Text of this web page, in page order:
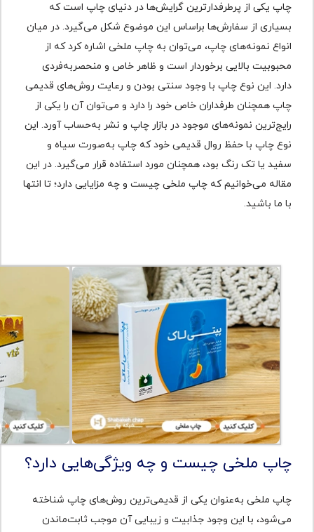
چاپ یکی از پرطرفدارترین گرایش‌ها در دنیای چاپ است که
بسیاری از سفارش‌ها براساس این موضوع شکل می‌گیرد. در میان
انواع نمونه‌های چاپ، می‌توان به چاپ ملخی اشاره کرد که از
محبوبیت بالایی برخوردار است و ظاهر خاص و منحصر‌‌به‌فردی
دارد. این نوع چاپ با وجود سنتی بودن و رعایت روش‌های قدیمی
چاپ همچنان طرفداران خاص خود را دارد و می‌توان آن را یکی از
رایج‌ترین نمونه‌های موجود در بازار چاپ و نشر به‌حساب آورد. این
نوع چاپ با حفظ روال قدیمی خود که چاپ به‌صورت سیاه و
سفید یا تک رنگ بود، همچنان مورد استفاده قرار می‌گیرد. در این
مقاله می‌خوانیم که چاپ ملخی چیست و چه مزایایی دارد؛ تا انتها
با ما باشید.
چاپ ملخی چیست و چه ویژگی‌هایی دارد؟
چاپ ملخی به‌عنوان یکی از قدیمی‌ترین روش‌های چاپ شناخته
می‌شود، با این وجود جذابیت و زیبایی آن موجب ثابت‌ماندن